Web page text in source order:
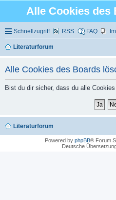
Alle Cookies des
Schnellzugriff RSS FAQ
Literaturforum
Alle Cookies des Boards
Bist du dir sicher, dass du alle
Literaturforum
Powered by phpBB® Forum
Deutsche